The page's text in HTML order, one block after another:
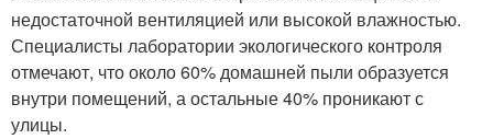
недостаточной вентиляцией или высокой влажностью.
Специалисты лаборатории экологического контроля
отмечают, что около 60% домашней пыли образуется
внутри помещений, а остальные 40% проникают с
улицы.